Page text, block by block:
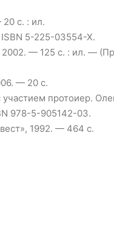
с. : ил.
5-225-03554-X.
— 125 с. : ил. —
— 20 с.
протоиер.
978-5-905142-03.
1992. — 464 с.